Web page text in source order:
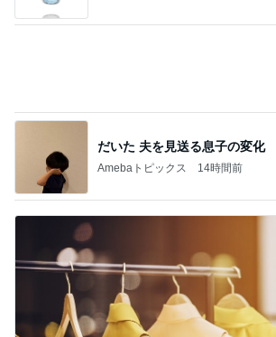
だいた 夫を見送る息子の変化
Amebaトピックス 14時間前